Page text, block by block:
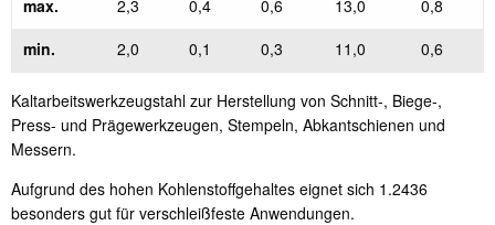
max.
2,3 0,4 0,6 13,0
0,8
min.
2,0 0,1 0,3 11,0 0,6
Kaltarbeitswerkzeugstahl zur Herstellung von Schnitt-, Biege-,
Press- und Prägewerkzeugen, Stempeln, Abkantschienen und
Messern.
Aufgrund des hohen Kohlenstoffgehaltes eignet sich 1.2436
besonders gut für verschleißfeste Anwendungen.